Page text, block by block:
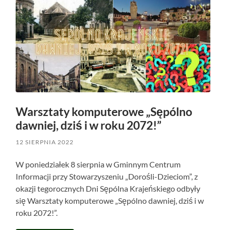
Warsztaty komputerowe „Sępólno
dawniej, dziś i w roku 2072!”
12 SIERPNIA 2022
W poniedziałek 8 sierpnia w Gminnym Centrum
Informacji przy Stowarzyszeniu „Dorośli-Dzieciom”, z
okazji tegorocznych Dni Sępólna Krajeńskiego odbyły
się Warsztaty komputerowe „Sępólno dawniej, dziś i w
roku 2072!”.